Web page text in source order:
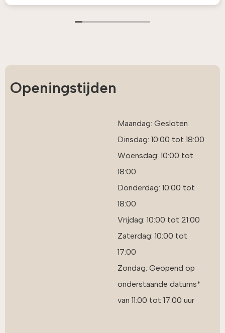
Vanaf het eerste moment was de sfeer top en
boerderij in Limburg mogen verrijken met dit
pronkstuk. Dikke aanrader!
Openingstijden
Maandag: Gesloten
Dinsdag: 10:00 tot 18:00
Woensdag: 10:00 tot
18:00
Donderdag: 10:00 tot
18:00
Vrijdag: 10:00 tot 21:00
Zaterdag: 10:00 tot
17:00
Zondag: Geopend op
onderstaande datums*
van 11:00 tot 17:00 uur